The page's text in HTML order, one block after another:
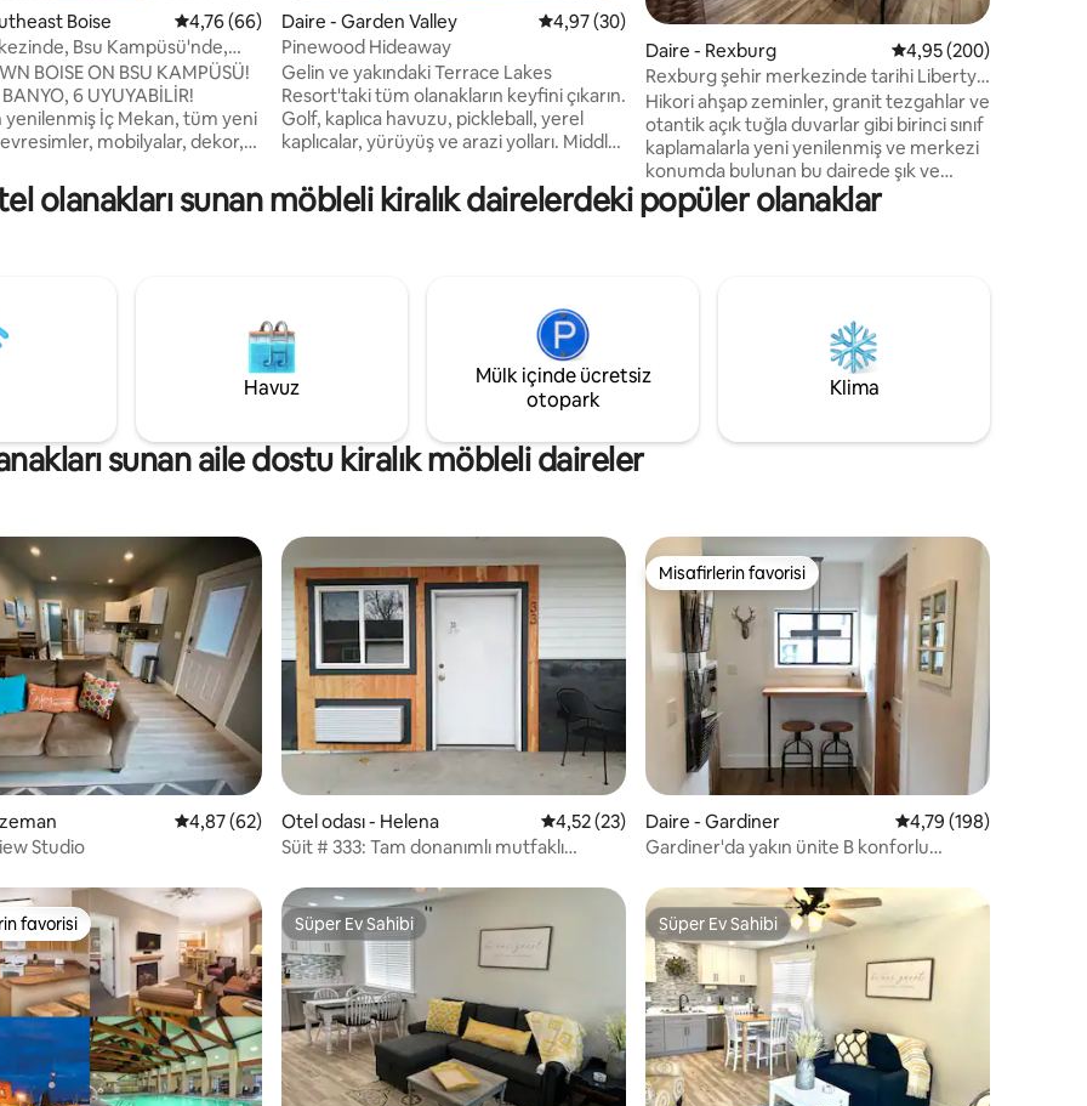
puan, 20 değerlendirme
Boise 5 üzerinden ortalama 4,76 puan, 66 değerlendirme
4,76 (66)
Bsu Kampüsü'nde,
3 Yataklı! 1612
BOISE ON BSU KAMPÜSÜ!
6 UYUYABİLİR!
yenilenmiş İç Mekan, tüm yeni
mobilyalar, dekor,
WIFI, tam donanımlı mutfak
Havaalanına 5 dakika, BSU
dekoru buluyoruz ve
temiz tutuyoruz, bu yüzden
tekrar misafir alıyoruz!
Daire - Garden Valley 5 üzerinden ortalama 4,97 puan, 30 değerlendirme
4,97 (30)
Pinewood Hideaway
Gelin ve yakındaki Terrace Lakes
Resort'taki tüm olanakların keyfini çıkarın.
Golf, kaplıca havuzu, pickleball, yerel
kaplıcalar, yürüyüş ve arazi yolları. Middle-
Nehri'nde kano yapın. Yakınlarda rehberli
rafting turları da var. Crouch'un
Konaklama, bir garaj park yeri ve garaj
kapısının önünde iki yer içerir. Bağımsız
ev.
Daire - Rexburg 5 üzerinden ortalama
4,95 (200)
Rexburg şehir merkezinde tarihi Liberty
Flats Apt 1
Hikori ahşap zeminler, granit tezgahlar ve
otantik açık tuğla duvarlar gibi birinci sınıf
kaplamalarla yeni yenilenmiş ve merkezi
konumda bulunan bu dairede şık ve
kentsel bir deneyimin tadını çıkarın. BYU-
I, harika restoranlar, bakkal ve hastaneye
Doğu Idaho'nun harika açık hava
alanlarının tadını çıkarmak için bir süre
kalmak için mükemmel bir konaklama
olanakları sunan möbleli kiralık dairelerdeki popüler olanaklar
Havuz
Mülk içinde ücretsiz
otopark
Klima
sunan aile dostu kiralık möbleli daireler
puan, 75 değerlendirme5 üzerinden ortalama 4,87 puan, 62 değerlendirme
4,87 (62)
Studio
Otel odası - Helena 5 üzerinden ortalama 4,52 puan, 23 değerlendirme
4,52 (23)
Süit # 333: Tam donanımlı mutfaklı
Misafirlerin favorisi
Misafirlerin favorisi
Daire - Gardiner 5 üzerinden ortalama
4,79 (198)
Gardiner'da yakın ünite B konforlu
favorisi
favorisi Süper Ev Sahibi
Süper Ev Sahibi Süper Ev Sahibi
Süper Ev Sahibi